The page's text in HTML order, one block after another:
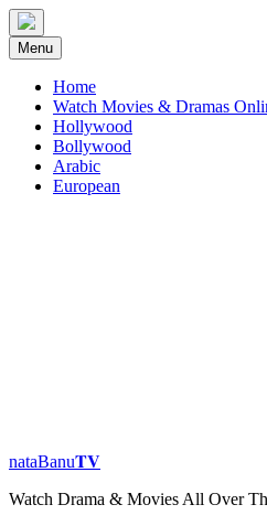
Skip
to
content
Menu
Home
Watch Movies & Dramas
Hollywood
Bollywood
Arabic
European
nataBanu𝐓𝐕
Watch Drama & Movies All Over